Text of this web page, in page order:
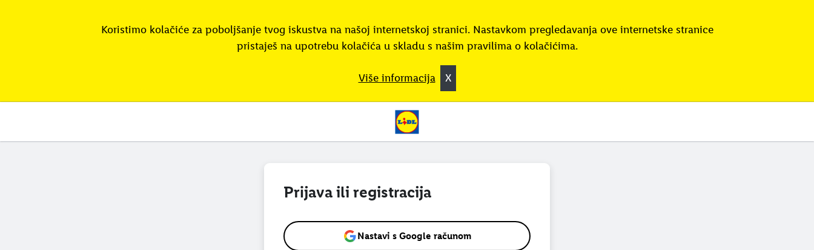
Koristimo kolačiće za poboljšanje tvog iskustva na našoj internetskoj stranici. Nastavkom pregledavanja ove internetske stranice
pristaješ na upotrebu kolačića u skladu s našim pravilima o kolačićima.
Više informacija X
Prijava ili registracija
Nastavi s Google računom